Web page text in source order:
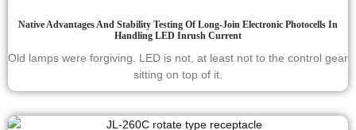
Native Advantages And Stability Testing Of Long-Join Electronic Photocells In
Handling LED Inrush Current
Old lamps were forgiving. LED is not, at least not to the control gear
sitting on top of it.